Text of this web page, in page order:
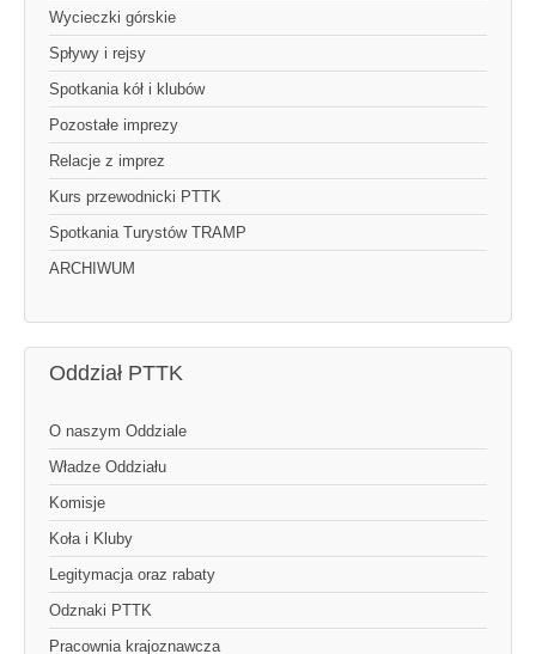
Wycieczki górskie
Spływy i rejsy
Spotkania kół i klubów
Pozostałe imprezy
Relacje z imprez
Kurs przewodnicki PTTK
Spotkania Turystów TRAMP
ARCHIWUM
Oddział PTTK
O naszym Oddziale
Władze Oddziału
Komisje
Koła i Kluby
Legitymacja oraz rabaty
Odznaki PTTK
Pracownia krajoznawcza